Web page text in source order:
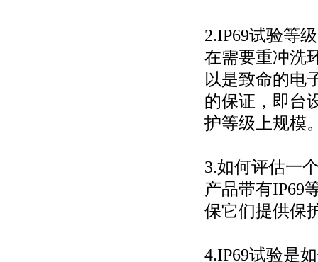
2.IP69试验等
在需要重冲洗
以是致命的电
的保证，即台
护等级上规模
3.如何评估一
产品带有IP69
保它们提供保
4.IP69试验是